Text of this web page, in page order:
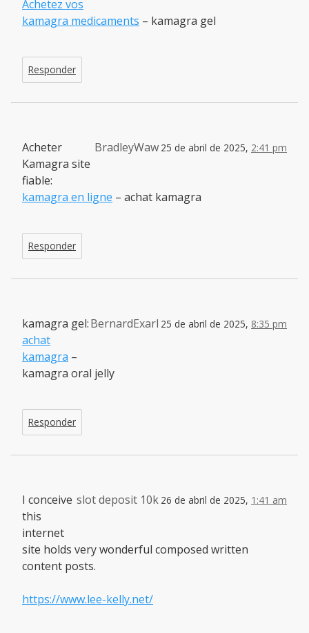
Achetez vos
kamagra medicaments – kamagra gel
Responder
BradleyWaw 25 de abril de 2025, 2:41 pm
Acheter
Kamagra site
fiable:
kamagra en ligne – achat kamagra
Responder
BernardExarl 25 de abril de 2025, 8:35 pm
kamagra gel:
achat
kamagra –
kamagra oral jelly
Responder
slot deposit 10k 26 de abril de 2025, 1:41 am
I conceive
this
internet
site holds very wonderful composed written
content posts.
https://www.lee-kelly.net/